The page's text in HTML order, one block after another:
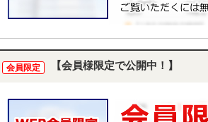
会員限定 【会員様限定で公開中！】